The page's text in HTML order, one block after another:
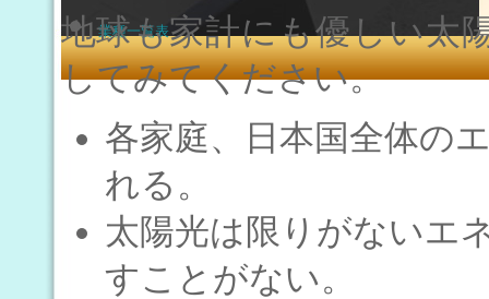
業種一覧表
地球も家計にも優しい太
してみてください。
各家庭、日本国全体の
れる。
太陽光は限りがないエ
すことがない。